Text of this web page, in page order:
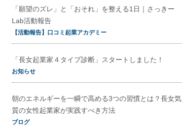
「願望のズレ」と「おそれ」を整える1日｜さっきー
Lab活動報告
【活動報告】口コミ起業アカデミー
「長女起業家４タイプ診断」スタートしました！
お知らせ
朝のエネルギーを一瞬で高める3つの習慣とは？長女気
質の女性起業家が実践すべき方法
ブログ